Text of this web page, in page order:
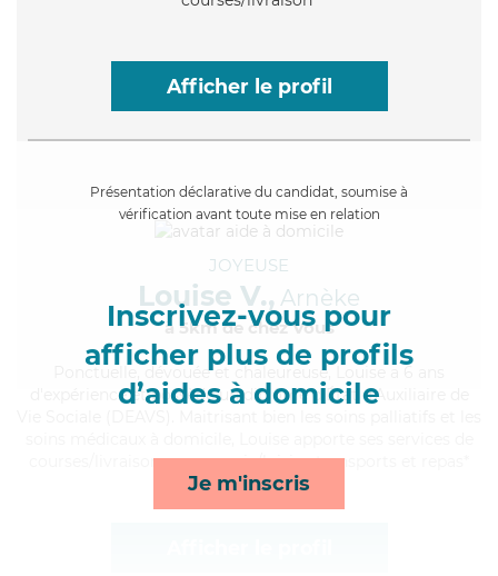
Afficher le profil
Présentation déclarative du candidat, soumise à
vérification avant toute mise en relation
Inscrivez-vous pour
afficher plus de profils
d’aides à domicile
Je m'inscris
JOYEUSE
Louise V., Arnèke
à 5km de chez Vous
, dévouée et chaleureuse, Louise a 6 ans
d'expérience et possède un diplôme d'État d'Auxiliaire de
courses/livraison, compagnie/loisirs, transports et repas*